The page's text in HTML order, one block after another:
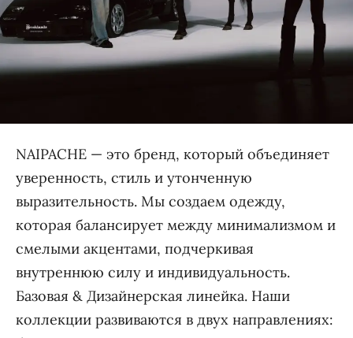
NAIPACHE — это бренд, который объединяет
уверенность, стиль и утонченную
выразительность. Мы создаем одежду,
которая балансирует между минимализмом и
смелыми акцентами, подчеркивая
внутреннюю силу и индивидуальность.
Базовая & Дизайнерская линейка. Наши
коллекции развиваются в двух направлениях: